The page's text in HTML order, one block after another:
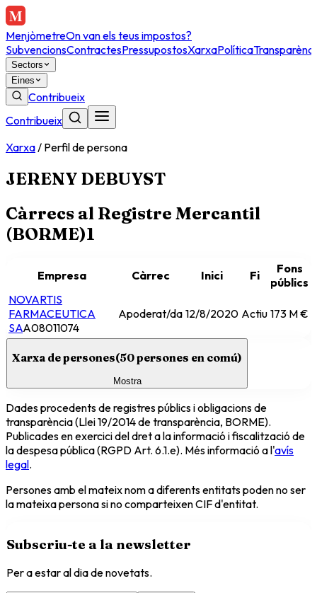
MenjòmetreOn van els teus impostos?
SubvencionsContractesPressupostosXarxaPolítica
Sectors
Eines
Contribueix
Contribueix
Xarxa/ Perfil de persona
JERENY DEBUYST
Càrrecs al Registre Mercantil
(BORME)1
Empresa Càrrec Inici Fi
Fons
públics
NOVARTIS
FARMACEUTICA
SAA08011074
Apoderat/da 12/8/2020 Actiu 173 M €
Xarxa de persones(50persones en comú)
Mostra
Dades procedents de registres públics i obligacions de
transparència (Llei 19/2014 de transparència, BORME).
Publicades en exercici del dret a la informació i fiscalització de
la despesa pública (RGPD Art. 6.1.e). Més informació a l'avís
legal.
Persones amb el mateix nom a diferents entitats poden no ser
la mateixa persona si no comparteixen CIF d'entitat.
Subscriu-te a la newsletter
Per a estar al dia de novetats.